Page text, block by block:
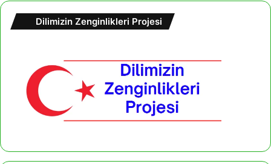
Dilimizin Zenginlikleri Projesi